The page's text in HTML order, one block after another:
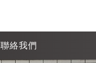
聯絡我們